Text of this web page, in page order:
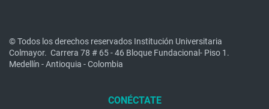
© Todos los derechos reservados Institución Universitaria
Colmayor. Carrera 78 # 65 - 46 Bloque Fundacional- Piso 1.
Medellín - Antioquia - Colombia